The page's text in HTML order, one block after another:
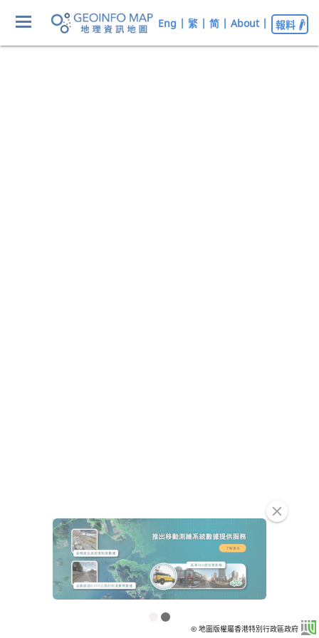
Eng | 繁 | 简 | About | 報料
© 地圖版權屬香港特別行政區政府
clear